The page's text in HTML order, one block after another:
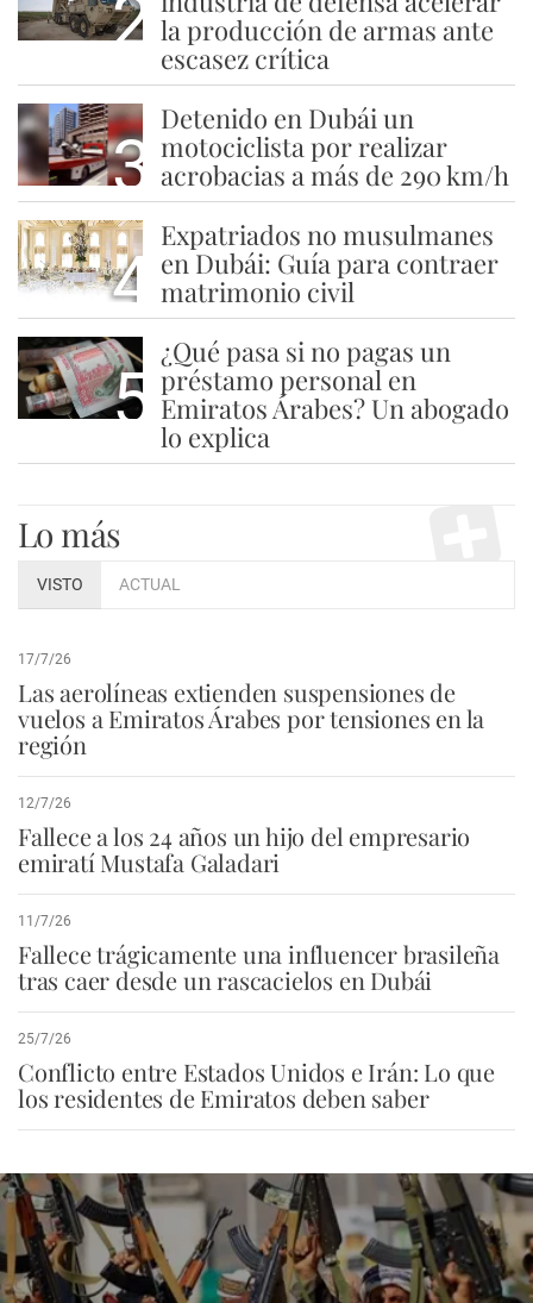
2 la producción de armas ante
escasez crítica
3
Detenido en Dubái un
motociclista por realizar
acrobacias a más de 290 km/h
4
Expatriados no musulmanes
en Dubái: Guía para contraer
matrimonio civil
5
¿Qué pasa si no pagas un
préstamo personal en
Emiratos Árabes? Un abogado
lo explica
Lo más
VISTO ACTUAL
17/7/26
Las aerolíneas extienden suspensiones de
vuelos a Emiratos Árabes por tensiones en la
región
12/7/26
Fallece a los 24 años un hijo del empresario
emiratí Mustafa Galadari
11/7/26
Fallece trágicamente una influencer brasileña
tras caer desde un rascacielos en Dubái
25/7/26
Conflicto entre Estados Unidos e Irán: Lo que
los residentes de Emiratos deben saber